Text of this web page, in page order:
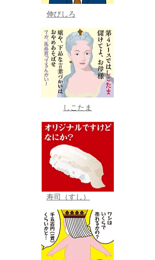
伸びしろ
しこたま
寿司（すし）